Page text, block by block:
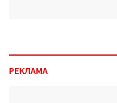
РЕКЛАМА